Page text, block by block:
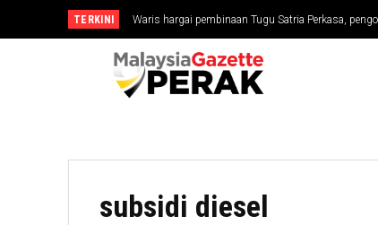
TERKINI Waris hargai pembinaan Tugu Satria Perkasa,
subsidi diesel